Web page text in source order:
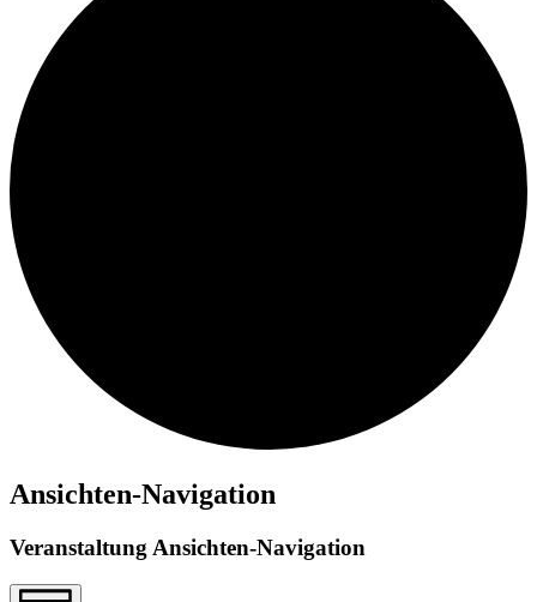
Veranstaltungen
Ansichten-Navigation
Veranstaltung Ansichten-Navigation